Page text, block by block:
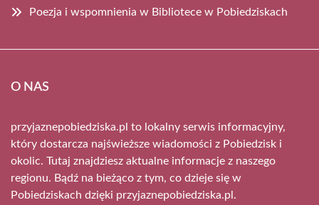
Poezja i wspomnienia w Bibliotece w Pobiedziskach
O NAS
przyjaznepobiedziska.pl to lokalny serwis informacyjny,
który dostarcza najświeższe wiadomości z Pobiedzisk i
okolic. Tutaj znajdziesz aktualne informacje z naszego
regionu. Bądź na bieżąco z tym, co dzieje się w
Pobiedziskach dzięki przyjaznepobiedziska.pl.